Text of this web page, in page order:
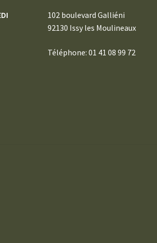
102 boulevard Galliéni
92130 Issy les Moulineaux
Téléphone: 01 41 08 99 72